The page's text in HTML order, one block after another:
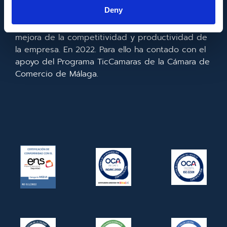
Deny
acceso a las mismas y gracias al que ha
realizado la implementación de un CRM y para la
mejora de la competitividad y productividad de
la empresa. En 2022. Para ello ha contado con el
apoyo del Programa TicCamaras de la Cámara de
Comercio de Málaga.